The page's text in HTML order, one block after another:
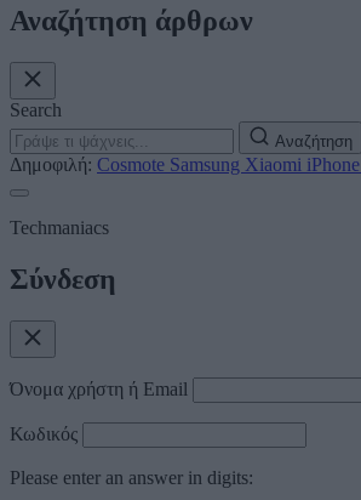
Αναζήτηση άρθρων
Search
Αναζήτηση
Δημοφιλή: Cosmote Samsung Xiaomi iPhone
Techmaniacs
Σύνδεση
Όνομα χρήστη ή Email
Κωδικός
Please enter an answer in digits: